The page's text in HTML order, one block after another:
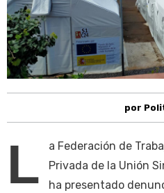
por
L
a Federación de
Privada de la Unión
ha presentado